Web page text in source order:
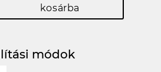
kosárba
módok